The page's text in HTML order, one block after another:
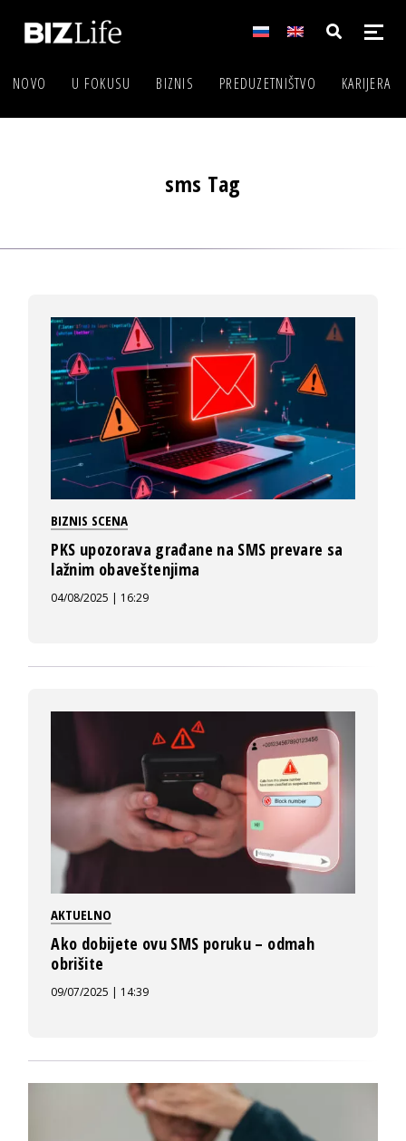
NOVO U FOKUSU BIZNIS PREDUZETNIŠTVO KARIJERA
sms Tag
BIZNIS SCENA
PKS upozorava građane na SMS prevare sa
lažnim obaveštenjima
04/08/2025 | 16:29
AKTUELNO
Ako dobijete ovu SMS poruku – odmah
obrišite
09/07/2025 | 14:39